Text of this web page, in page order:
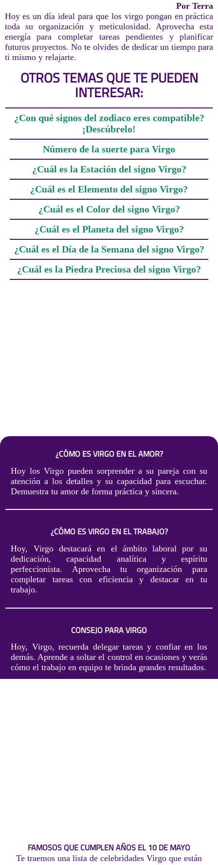
Por Terra
Hoy es un día ideal para que los virgo pongan en práctica
toda su organización y meticulosidad. Aprovecha esta
energía para completar tareas pendientes y planificar
futuros proyectos. No te olvides de dedicar un tiempo para
ti mismo y relajarte.
OTROS TEMAS QUE TE PUEDEN
INTERESAR:
¿Con qué signos del zodiaco eres compatible?
¡Descúbrelo!
Número de la suerte para Virgo
¿Cuál es la Estación del signo Virgo?
¿Cuál es el Elemento del signo Virgo?
¿Cuál es el Color del signo Virgo?
¿Cuál es el Planeta del signo Virgo?
¿Cuál es el Día de la Semana del signo Virgo?
¿Cuál es la Piedra Preciosa del signo Virgo?
¿CÓMO ES VIRGO EN EL AMOR?
Hoy los Virgo pueden sorprender a su pareja con su
atención a los detalles y su capacidad para escuchar.
Demuestra tu amor de forma práctica y sincera.
¿CÓMO ES VIRGO EN EL TRABAJO?
Hoy, Virgo destacará en el ámbito laboral por su
dedicación, capacidad analítica y espíritu
perfeccionista. Aprovecha tu organización para
completar tareas con eficiencia y destacar en tu
trabajo.
CONSEJO PARA VIRGO
Hoy, Virgo, recuerda delegar tareas y confiar en los
demás. Aprende a soltar el control en ocasiones y verás
cómo el trabajo en equipo te brinda grandes resultados.
FAMOSOS QUE CUMPLEN AÑOS EL 10 DE MAYO
Te traemos una lista de celebridades Virgo que están